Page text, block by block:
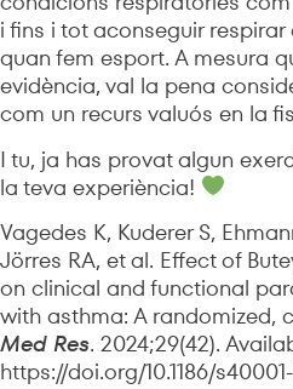
i fins i tot aconseguir
quan fem esport. A mesura
evidència, val la pena
com un recurs valuós en la
I tu, ja has provat algun
la teva experiència!
Vagedes K, Kuderer S,
Jörres RA, et al. Effect of
on clinical and functional
with asthma: A randomized,
Med Res. 2024;29(42).
https://doi.org/10.1186/